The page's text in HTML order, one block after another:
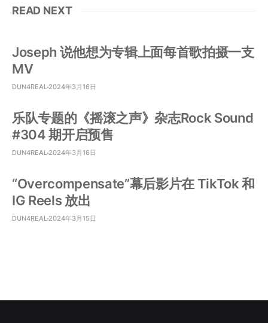
READ NEXT
Joseph 说他想为专辑上面每首歌拍摄一支
MV
DUN4REAL 2024年3月16日
乐队专题的《摇滚之声》杂志Rock Sound
#304 期开启预售
DUN4REAL 2024年3月16日
“Overcompensate”幕后影片在 TikTok 和
IG Reels 放出
DUN4REAL 2024年3月15日